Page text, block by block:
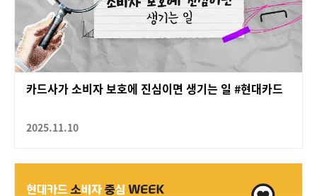
카드사가 소비자 보호에 진심이면 생기는 일 #현대카드
2025.11.10